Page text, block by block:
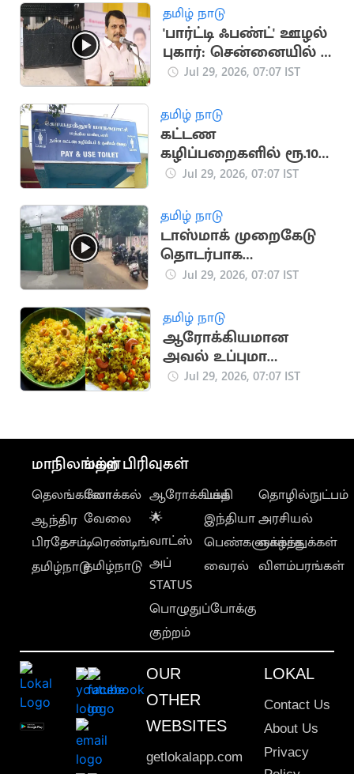
தமிழ் நாடு
'பார்ட்டி ஃபண்ட்' ஊழல்
புகார்: சென்னையில் 14
இடங்களில் ரெய்டு
Jul 29, 2026, 07:07 IST
தமிழ் நாடு
கட்டண
கழிப்பறைகளில் ரூ.10
அடாவடி வசூல்
Jul 29, 2026, 07:07 IST
தமிழ் நாடு
டாஸ்மாக் முறைகேடு
தொடர்பாக
கோவையில் மூன்று
Jul 29, 2026, 07:07 IST
தமிழ் நாடு
ஆரோக்கியமான
அவல் உப்புமா
செய்வது எப்படி?
Jul 29, 2026, 07:07 IST
மாநிலங்கள்
தெலங்கானா
ஆந்திர
பிரதேசம்
தமிழ்நாடு
மற்ற பிரிவுகள்
லோக்கல்
வேலை
டிரெண்டிங்
தமிழ்நாடு
ஆரோக்கியம்
🌟
வாட்ஸ்
அப்
STATUS
பொழுதுப்போக்கு
குற்றம்
பக்தி
இந்தியா
பெண்களுக்காக
வைரல்
தொழில்நுட்பம்
அரசியல்
வாழ்த்துக்கள்
விளம்பரங்கள்
OUR
OTHER
WEBSITES
getlokalapp.com
LOKAL
Contact Us
About Us
Privacy